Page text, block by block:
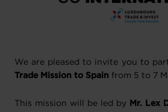
We are pleased to invite you to
Trade Mission to Spain from 5 to 7
This mission will be led by Mr. Lex